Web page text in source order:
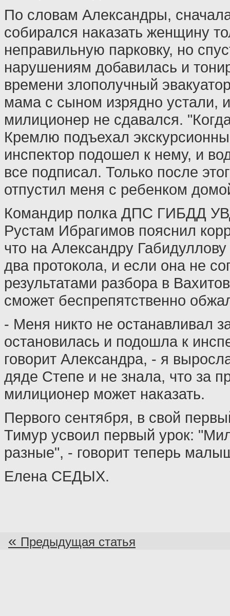
По словам Александры,
собирался наказать женщину
неправильную парковку, но
нарушениям добавилась и
времени злополучный
мама с сыном изрядно устали,
милиционер не сдавался.
Кремлю подъехал
инспектор подошел к нему, и
все подписал. Только после
отпустил меня с ребенком
Командир полка ДПС ГИБДД
Рустам Ибрагимов пояснил
что на Александру
два протокола, и если она не
результатами разбора в
сможет беспрепятственно
- Меня никто не останавливал
остановилась и подошла к
говорит Александра, - я
дяде Степе и не знала, что за
милиционер может наказать.
Первого сентября, в свой
Тимур усвоил первый урок:
разные", - говорит теперь
Елена СЕДЫХ.
« Предыдущая статья